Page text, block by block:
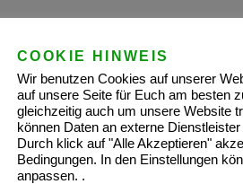
St. Hubertus
Pokalschießen und
COOKIE HINWEIS
Wir benutzen Cookies auf unserer
auf unsere Seite für Euch am besten
gleichzeitig auch um unsere Website
können Daten an externe
Durch klick auf "Alle Akzeptieren"
Bedingungen. In den Einstellungen
anpassen. .